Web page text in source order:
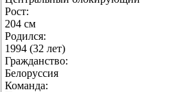
Рост:
204 см
Родился:
1994 (32 лет)
Гражданство:
Белоруссия
Команда: